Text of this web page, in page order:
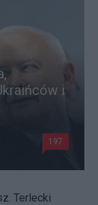
i
197
Terlecki